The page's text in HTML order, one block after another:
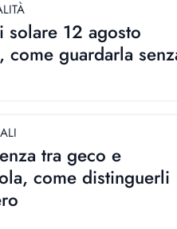
solare 12 agosto
guardarla
tra geco e
come distinguerli